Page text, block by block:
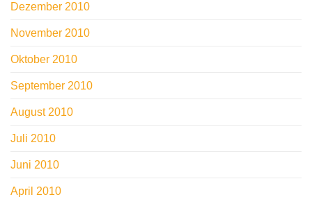
Dezember 2010
November 2010
Oktober 2010
September 2010
August 2010
Juli 2010
Juni 2010
April 2010